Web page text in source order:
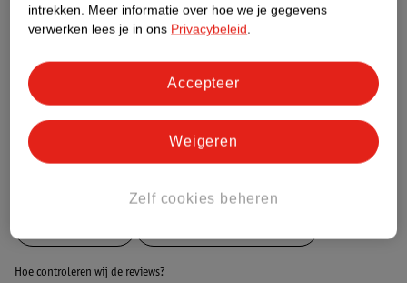
Dit product heeft (nog) geen Nature
Impact Score.
Bestel & Bezorginformatie
Hoe controleren wij de reviews?
intrekken. Meer informatie over hoe we je gegevens
verwerken lees je in ons Privacybeleid.
Zelf cookies beheren
Weigeren
Accepteer